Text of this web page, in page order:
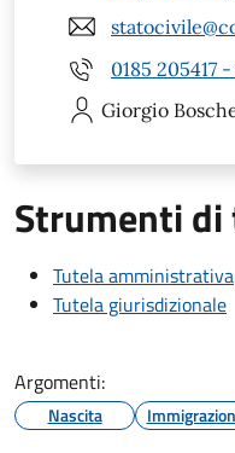
0185 205417
Giorgio
Strumenti
Tutela amministrativa
Tutela giurisdizionale
Argomenti:
Nascita